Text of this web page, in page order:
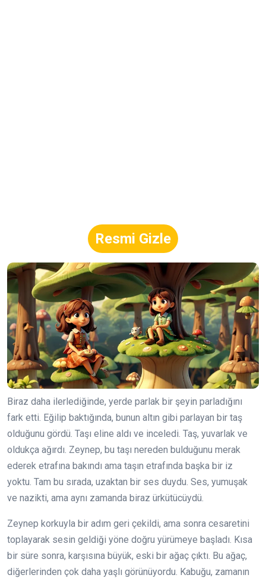
Resmi Gizle
Biraz daha ilerlediğinde, yerde parlak bir şeyin parladığını
fark etti. Eğilip baktığında, bunun altın gibi parlayan bir taş
olduğunu gördü. Taşı eline aldı ve inceledi. Taş, yuvarlak ve
oldukça ağırdı. Zeynep, bu taşı nereden bulduğunu merak
ederek etrafına bakındı ama taşın etrafında başka bir iz
yoktu. Tam bu sırada, uzaktan bir ses duydu. Ses, yumuşak
ve nazikti, ama aynı zamanda biraz ürkütücüydü.
Zeynep korkuyla bir adım geri çekildi, ama sonra cesaretini
toplayarak sesin geldiği yöne doğru yürümeye başladı. Kısa
bir süre sonra, karşısına büyük, eski bir ağaç çıktı. Bu ağaç,
diğerlerinden çok daha yaşlı görünüyordu. Kabuğu, zamanın